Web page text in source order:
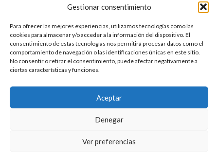
Gestionar consentimiento
Para ofrecer las mejores experiencias, utilizamos tecnologías como las
cookies para almacenar y/o acceder a la información del dispositivo. El
consentimiento de estas tecnologías nos permitirá procesar datos como el
comportamiento de navegación o las identificaciones únicas en este sitio.
No consentir o retirar el consentimiento, puede afectar negativamente a
ciertas características y funciones.
Aceptar
Denegar
Ver preferencias
Serie principal
DÓNDE ENCONTRAR LA HISTORIA DE
InstagramFacebook
COPYRIGHT © 2026. LA HISTORIA DE ESPAÑA DE DAVID COT. |